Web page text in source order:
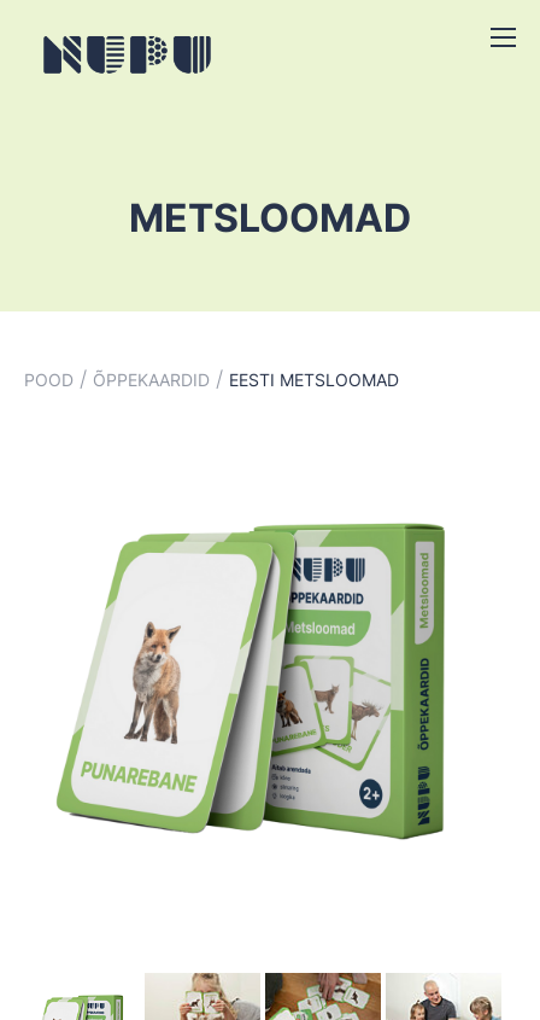
METSLOOMAD
POOD / ÕPPEKAARDID / EESTI METSLOOMAD